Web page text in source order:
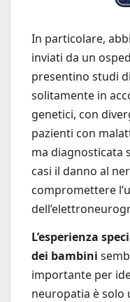
In particolare,
inviati da un
presentino studi
solitamente in
genetici, con
pazienti con
ma diagnosticata
casi il danno al
compromettere
L’esperienza
dei bambini
importante per
neuropatia è solo